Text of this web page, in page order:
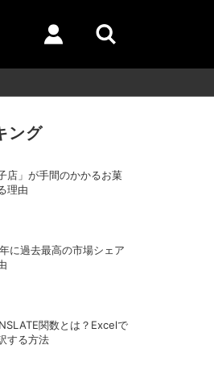
ング
店」が手間のかかるお菓
理由
に過去最⾼の市場シェア
関数とは？Excelで
する方法